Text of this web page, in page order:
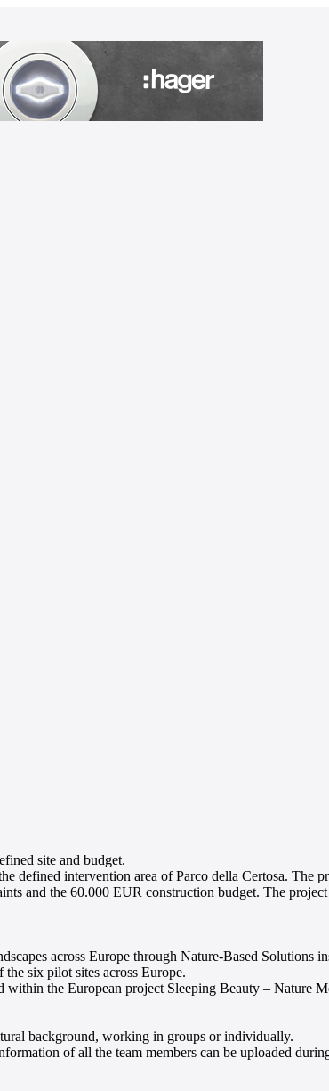
site and budget.
defined intervention area of Parco della Certosa. The
and the 60.000 EUR construction budget. The
across Europe through Nature-Based
six pilot sites across Europe.
the European project Sleeping Beauty – Nature
background, working in groups or individually.
of all the team members can be uploaded